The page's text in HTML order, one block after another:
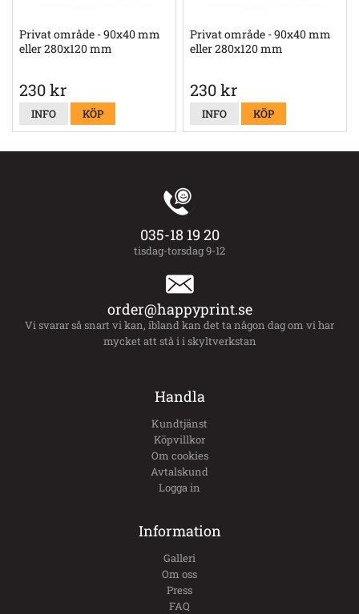
Privat område - 90x40 mm
eller 280x120 mm
230 kr
INFO KÖP
Privat område - 90x40 mm
eller 280x120 mm
230 kr
INFO KÖP
035-18 19 20
tisdag-torsdag 9-12
order@happyprint.se
Vi svarar så snart vi kan, ibland kan det ta någon dag om vi har
mycket att stå i i skyltverkstan
Handla
Kundtjänst
Köpvillkor
Om cookies
Avtalskund
Logga in
Information
Galleri
Om oss
Press
FAQ